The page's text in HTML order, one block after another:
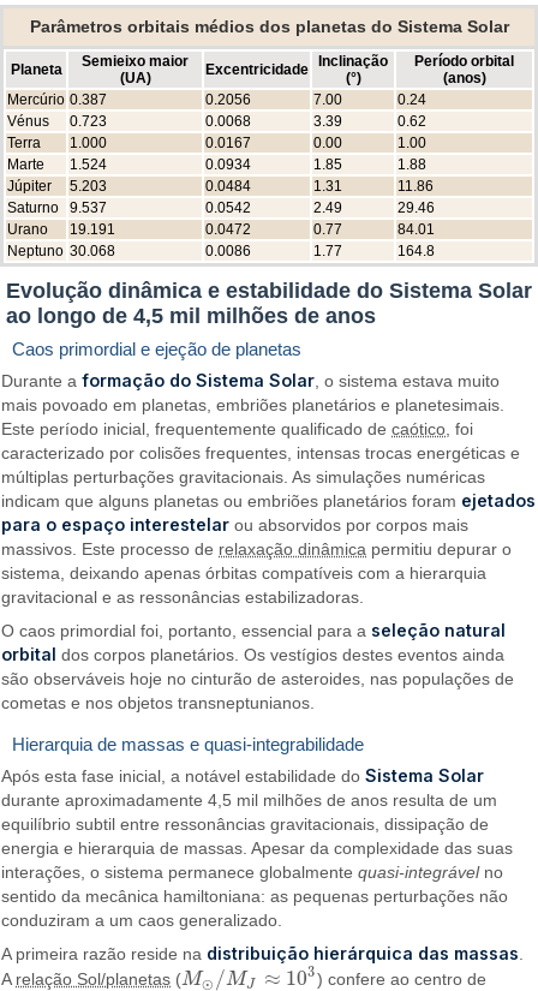
Parâmetros orbitais médios dos planetas do Sistema Solar
Planeta
Semieixo maior
(UA)
Excentricidade Inclinação
(°)
Período orbital
(anos)
Mercúrio 0.387 0.2056 7.00
0.24
Vénus
0.723 0.0068 3.39
0.62
Terra
1.000 0.0167 0.00
1.00
Marte
1.524 0.0934 1.85
1.88
Júpiter
5.203 0.0484 1.31
11.86
Saturno
9.537 0.0542 2.49
29.46
Urano
19.191 0.0472 0.77
84.01
Neptuno 30.068 0.0086 1.77 164.8
Evolução dinâmica e estabilidade do Sistema Solar
ao longo de 4,5 mil milhões de anos
Caos primordial e ejeção de planetas
Durante aformação do Sistema Solar , o sistema estava muito
mais povoado em planetas, embriões planetários e planetesimais.
Este período inicial, frequentemente qualificado decaótico , foi
caracterizado por colisões frequentes, intensas trocas energéticas e
múltiplas perturbações gravitacionais. As simulações numéricas
indicam que alguns planetas ou embriões planetários foram ejetados
para o espaço interestelar ou absorvidos por corpos mais
massivos. Este processo de relaxação dinâmica permitiu depurar o
sistema, deixando apenas órbitas compatíveis com a hierarquia
gravitacional e as ressonâncias estabilizadoras.
O caos primordial foi, portanto, essencial para a seleção natural
orbital dos corpos planetários. Os vestígios destes eventos ainda
são observáveis hoje no cinturão de asteroides, nas populações de
cometas e nos objetos transneptunianos.
Hierarquia de massas e quasi-integrabilidade
Após esta fase inicial, a notável estabilidade doSistema Solar
durante aproximadamente 4,5 mil milhões de anos resulta de um
equilíbrio subtil entre ressonâncias gravitacionais, dissipação de
energia e hierarquia de massas. Apesar da complexidade das suas
interações, o sistema permanece globalmentequasi-integrávelno
sentido da mecânica hamiltoniana: as pequenas perturbações não
conduziram a um caos generalizado.
A primeira razão reside na distribuição hierárquica das massas
A relação Sol/planetas (M⊙ /MJ ≈ 103
M⊙/ MJ≈103 ) confere ao centro de